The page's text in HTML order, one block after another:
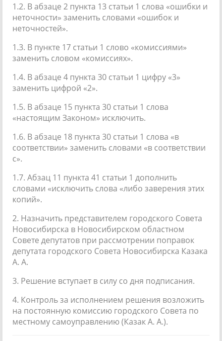
1.2. В абзаце 2 пункта 13 статьи 1 слова «ошибки и
неточности» заменить словами «ошибок и
неточностей».
1.3. В пункте 17 статьи 1 слово «комиссиями»
заменить словом «комиссиях».
1.4. В абзаце 4 пункта 30 статьи 1 цифру «3»
заменить цифрой «2».
1.5. В абзаце 15 пункта 30 статьи 1 слова
«настоящим Законом» исключить.
1.6. В абзаце 18 пункта 30 статьи 1 слова «в
соответствии» заменить словами «в соответствии
с».
1.7. Абзац 11 пункта 41 статьи 1 дополнить
словами «исключить слова «либо заверения этих
копий».
2. Назначить представителем городского Совета
Новосибирска в Новосибирском областном
Совете депутатов при рассмотрении поправок
депутата городского Совета Новосибирска Казака
А. А.
3. Решение вступает в силу со дня подписания.
4. Контроль за исполнением решения возложить
на постоянную комиссию городского Совета по
местному самоуправлению (Казак А. А.).